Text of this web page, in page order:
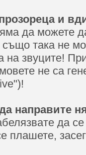
и
да можете
също така не
на звуците!
не са
направите
да
плашете,